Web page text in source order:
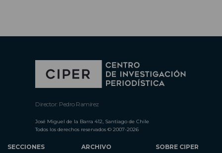
Director: Pedro Ramírez
José Miguel de la Barra 412, Santiago de Chile
Todos los derechos reservados © 2007-2026
SECCIONES ARCHIVO SOBRE CIPER